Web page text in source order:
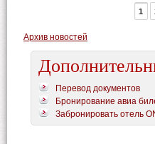
1
Архив новостей
Перевод документов
Бронирование авиа
Забронировать отель